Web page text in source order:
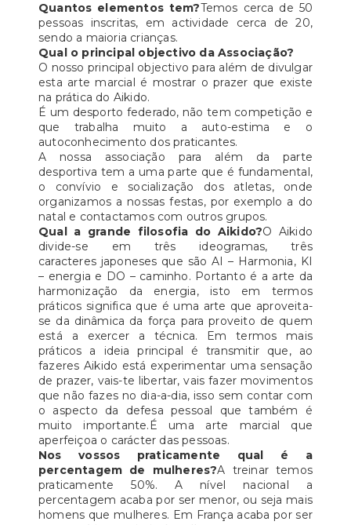
Quantos elementos tem?Temos cerca de 50
pessoas inscritas, em actividade cerca de 20,
sendo a maioria crianças.
Qual o principal objectivo da Associação?
O nosso principal objectivo para além de divulgar
esta arte marcial é mostrar o prazer que existe
na prática do Aikido.
É um desporto federado, não tem competição e
que trabalha muito a auto-estima e o
autoconhecimento dos praticantes.
A nossa associação para além da parte
desportiva tem a uma parte que é fundamental,
o convívio e socialização dos atletas, onde
organizamos a nossas festas, por exemplo a do
natal e contactamos com outros grupos.
Qual a grande filosofia do Aikido?O Aikido
divide-se em três ideogramas, três
caracteres japoneses que são AI – Harmonia, KI
– energia e DO – caminho. Portanto é a arte da
harmonização da energia, isto em termos
práticos significa que é uma arte que aproveita-
se da dinâmica da força para proveito de quem
está a exercer a técnica. Em termos mais
práticos a ideia principal é transmitir que, ao
fazeres Aikido está experimentar uma sensação
de prazer, vais-te libertar, vais fazer movimentos
que não fazes no dia-a-dia, isso sem contar com
o aspecto da defesa pessoal que também é
muito importante.É uma arte marcial que
aperfeiçoa o carácter das pessoas.
Nos vossos praticamente qual é a
percentagem de mulheres?A treinar temos
praticamente 50%. A nível nacional a
percentagem acaba por ser menor, ou seja mais
homens que mulheres. Em França acaba por ser